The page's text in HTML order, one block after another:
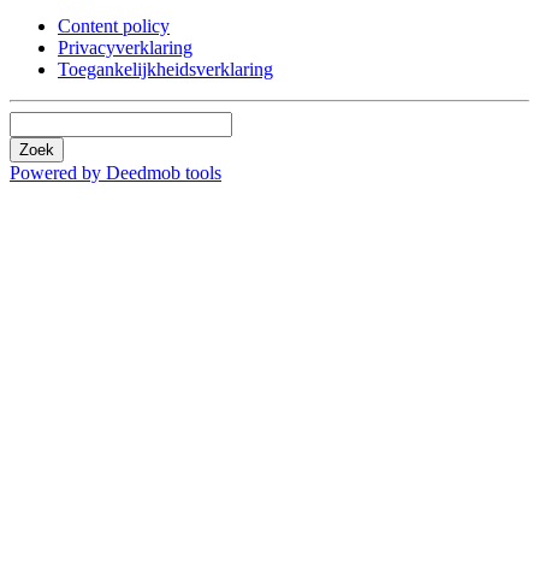
Content policy
Privacyverklaring
Toegankelijkheidsverklaring
Zoek
Powered by Deedmob tools